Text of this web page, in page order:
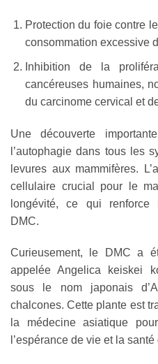
Protection du foie contre
consommation excessive
Inhibition de la
cancéreuses humaines,
du carcinome cervical et
Une découverte
l’autophagie dans tous les
levures aux mammifères.
cellulaire crucial pour le
longévité, ce qui renforce
DMC.
Curieusement, le DMC a
appelée Angelica keiskei
sous le nom japonais
chalcones. Cette plante est
la médecine asiatique
l’espérance de vie et la